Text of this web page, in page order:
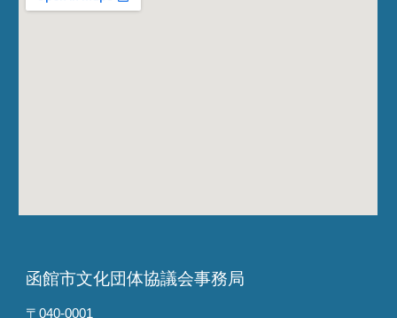
函館市文化団体協議会事務局
〒040-0001